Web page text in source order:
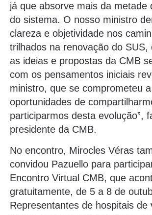
já que absorve mais da metade
do sistema. O nosso ministro
clareza e objetividade nos
trilhados na renovação do SUS,
as ideias e propostas da CMB
com os pensamentos iniciais
ministro, que se comprometeu
oportunidades de
participarmos desta evolução”,
presidente da CMB.
No encontro, Mirocles Véras
convidou Pazuello para
Encontro Virtual CMB, que
gratuitamente, de 5 a 8 de
Representantes de hospitais de